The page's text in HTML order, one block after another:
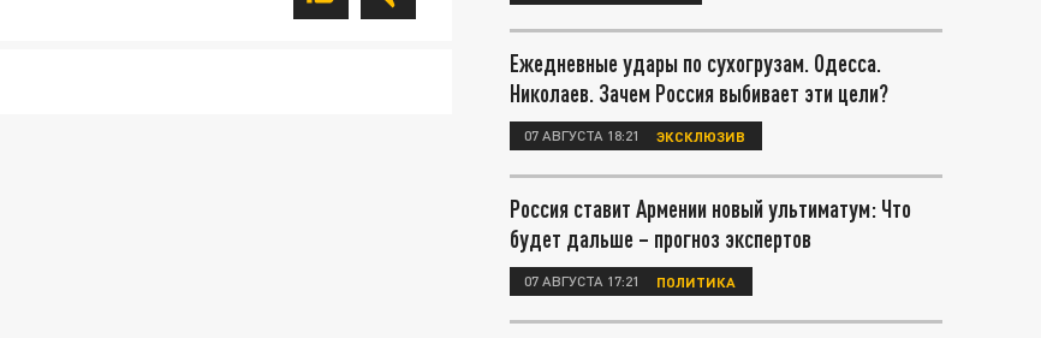
Ежедневные удары по сухогрузам. Одесса.
Николаев. Зачем Россия выбивает эти цели?
07 АВГУСТА 18:21 ЭКСКЛЮЗИВ
Россия ставит Армении новый ультиматум: Что
будет дальше – прогноз экспертов
07 АВГУСТА 17:21 ПОЛИТИКА